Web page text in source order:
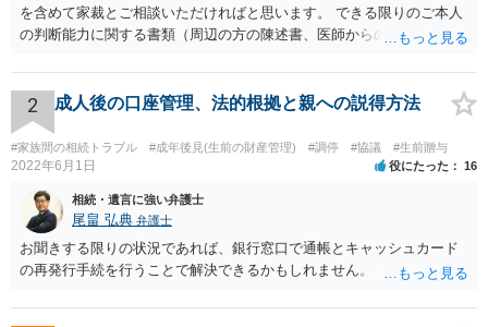
を含めて家裁とご相談いただければと思います。 できる限りのご本人
の判断能力に関する書類（周辺の方の陳述書、医師からの聴取書等）
をしていただければそこから先は進むのではないかと存じます。 ま
た、Aさんの意向を酌みすぎるあまりに後見申立ができない状況にして
いる施設の問題もありますので、当該地域の地域包括支援センターに
ご相談されるのもひとつの方法です。
2 成人後の口座管理、法的根拠と親への説得方法
#家族間の相続トラブル #成年後見(生前の財産管理) #調停 #協議 #生前贈与
2022年6月1日 役にたった 16
相続・遺言に強い弁護士
尾畠 弘典 弁護士
お聞きする限りの状況であれば、銀行窓口で通帳とキャッシュカード
の再発行手続を行うことで解決できるかもしれません。